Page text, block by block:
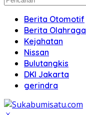
Berita Otomotif
Berita Olahraga
Kejahatan
Nissan
Bulutangkis
DKI Jakarta
gerindra